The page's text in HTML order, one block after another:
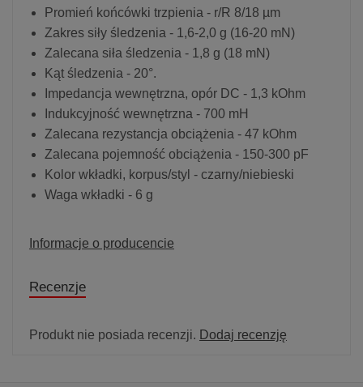
Promień końcówki trzpienia - r/R 8/18 µm
Zakres siły śledzenia - 1,6-2,0 g (16-20 mN)
Zalecana siła śledzenia - 1,8 g (18 mN)
Kąt śledzenia - 20°.
Impedancja wewnętrzna, opór DC - 1,3 kOhm
Indukcyjność wewnętrzna - 700 mH
Zalecana rezystancja obciążenia - 47 kOhm
Zalecana pojemność obciążenia - 150-300 pF
Kolor wkładki, korpus/styl - czarny/niebieski
Waga wkładki - 6 g
Informacje o producencie
Recenzje
Produkt nie posiada recenzji. Dodaj recenzję